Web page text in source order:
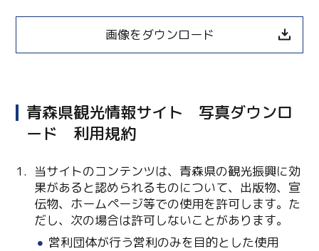
画像をダウンロード
青森県観光情報サイト 写真ダウンロ
ード 利用規約
当サイトのコンテンツは、青森県の観光振興に効
果があると認められるものについて、出版物、宣
伝物、ホームページ等での使用を許可します。た
だし、次の場合は許可しないことがあります。
営利団体が行う営利のみを目的とした使用
Twitter